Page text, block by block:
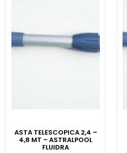
ASTA TELESCOPICA 2,4 –
4,8 MT – ASTRALPOOL
FLUIDRA